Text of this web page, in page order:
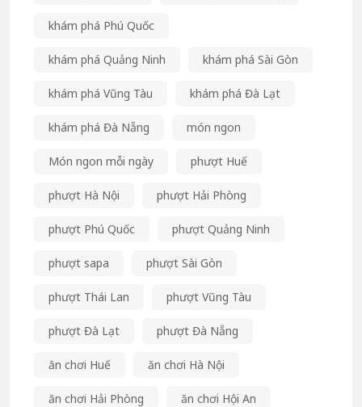
khám phá Phú Quốc
khám phá Quảng Ninh khám phá Sài Gòn
khám phá Vũng Tàu khám phá Đà Lạt
khám phá Đà Nẵng món ngon
Món ngon mỗi ngày phượt Huế
phượt Hà Nội phượt Hải Phòng
phượt Phú Quốc phượt Quảng Ninh
phượt sapa phượt Sài Gòn
phượt Thái Lan phượt Vũng Tàu
phượt Đà Lạt phượt Đà Nẵng
ăn chơi Huế ăn chơi Hà Nội
ăn chơi Hải Phòng ăn chơi Hội An